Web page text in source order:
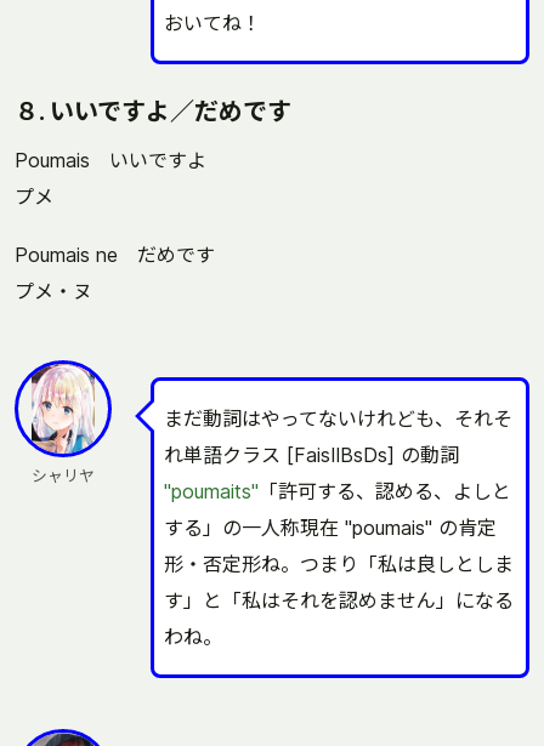
おいてね！
８. いいですよ／だめです
Poumais いいですよ
プメ
Poumais ne だめです
プメ・ヌ
シャリヤ
まだ動詞はやってないけれども、それそ
れ単語クラス [FaisⅡBsDs] の動詞
"poumaits" 「許可する、認める、よしと
する」の一人称現在 "poumais" の肯定
形・否定形ね。つまり「私は良しとしま
す」と「私はそれを認めません」になる
わね。